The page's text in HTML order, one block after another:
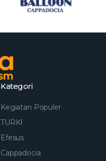
Kategori
Kegiatan Populer
TURKI
Efesus
Cappadocia